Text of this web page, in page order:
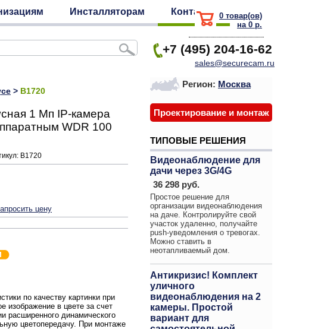
Инсталляторам Контакты 0 товар(ов)
на 0 р.
+7 (495) 204-16-62
sales@securecam.ru
> B1720
1 Мп IP-камера
WDR 100
B1720
цену
по качеству картинки при
изображение в цвете за счет
расширенного динамического
цветопередачу. При монтаже
Регион: Москва
Проектирование и монтаж
ТИПОВЫЕ РЕШЕНИЯ
Видеонаблюдение для
дачи через 3G/4G
36 298 руб.
Простое решение для
организации видеонаблюдения
на даче. Контролируйте свой
участок удаленно, получайте
push-уведомления о тревогах.
Можно ставить в
неотапливаемый дом.
Антикризис! Комплект
уличного
видеонаблюдения на 2
камеры. Простой
вариант для